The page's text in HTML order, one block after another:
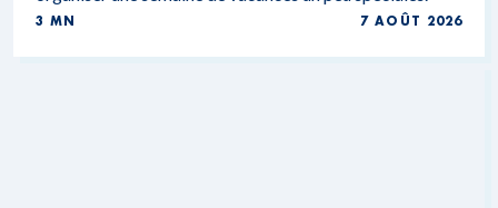
3 MN 7 AOÛT 2026